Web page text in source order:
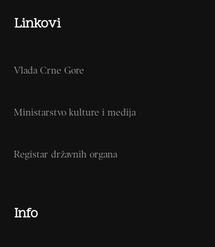
Linkovi
Vlada Crne Gore
Ministarstvo kulture i medija
Registar državnih organa
Info